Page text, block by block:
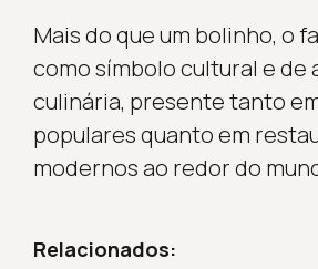
Mais do que um bolinho, o
como símbolo cultural e de
culinária, presente tanto
populares quanto em
modernos ao redor do
Relacionados: